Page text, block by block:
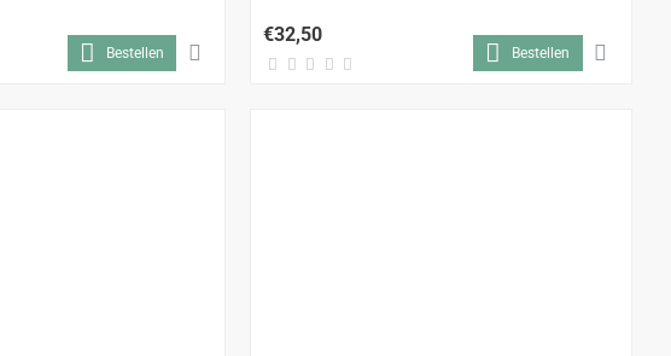
Bestellen
€32,50
Bestellen